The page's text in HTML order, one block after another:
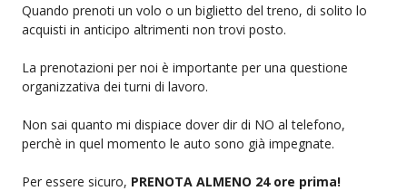
Quando prenoti un volo o un biglietto del treno, di solito lo
acquisti in anticipo altrimenti non trovi posto.
La prenotazioni per noi è importante per una questione
organizzativa dei turni di lavoro.
Non sai quanto mi dispiace dover dir di NO al telefono,
perchè in quel momento le auto sono già impegnate.
Per essere sicuro, PRENOTA ALMENO 24 ore prima!